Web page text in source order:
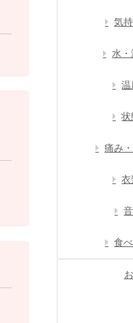
気
水
温
状
痛み
衣
食